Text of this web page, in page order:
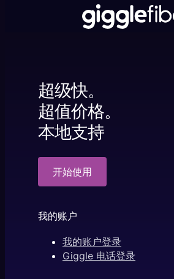
超级快。
超值价格。
本地支持
开始使用
我的账户
我的账户登录
Giggle 电话登录